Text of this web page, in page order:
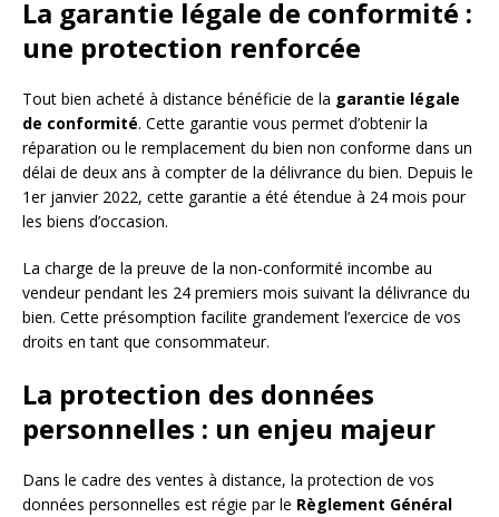
La garantie légale de conformité :
une protection renforcée
Tout bien acheté à distance bénéficie de la garantie légale
de conformité. Cette garantie vous permet d’obtenir la
réparation ou le remplacement du bien non conforme dans un
délai de deux ans à compter de la délivrance du bien. Depuis le
1er janvier 2022, cette garantie a été étendue à 24 mois pour
les biens d’occasion.
La charge de la preuve de la non-conformité incombe au
vendeur pendant les 24 premiers mois suivant la délivrance du
bien. Cette présomption facilite grandement l’exercice de vos
droits en tant que consommateur.
La protection des données
personnelles : un enjeu majeur
Dans le cadre des ventes à distance, la protection de vos
données personnelles est régie par le Règlement Général